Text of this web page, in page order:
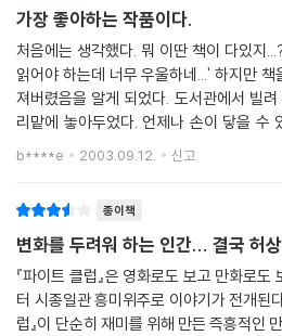
번 새로운 가구를 구입하면서 이번이 마지
의 권유로 고환암 환자의 모임인‘나머지
실컷 눈물을 흘린 뒤 휴식과 안식을 되찾
장으로 다시 불면증에 시달리게 된다. 그리
가 가스 폭발 사고로 사라지자 잭은 타일러
함께 지내는 대신 한 가지 조건을 제시한다
타일러와 아무런 감정없이 시작된 난타전
느낀 잭은, 타일러와 함께《파이트 클럽》
에 지친 패배자들이 하나 둘《파이트 클럽
차별적 싸움으로 해방과 환희를 만끽한다.
가장 좋아하는 작품이다.
처음에는 생각했다. 뭐 이딴 책이 다있지
읽어야 하는데 너무 우울하네...' 하지만
져버렸음을 알게 되었다. 도서관에서 빌
리맡에 놓아두었다. 언제나 손이 닿을 수
아무 페이지나 펼쳐서 거기서부터 읽고 또
b****e 2003.09.12. 신고
종이책
변화를 두려워 하는 인간... 결국 허
『파이트 클럽』은 영화로도 보고 만화로
터 시종일관 흥미위주로 이야기가 전개된
럽』이 단순히 재미를 위해 만든 즉흥적인